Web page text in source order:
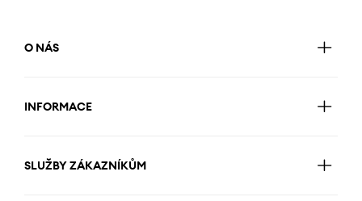
O NÁS
INFORMACE
SLUŽBY ZÁKAZNÍKŮM